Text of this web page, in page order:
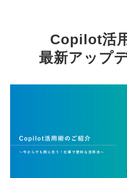
Copilot活
最新アップ